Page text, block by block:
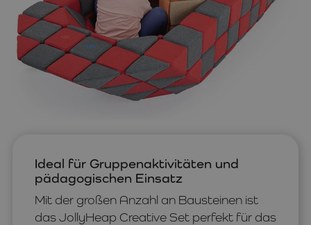
Ideal für Gruppenaktivitäten und
pädagogischen Einsatz
Mit der großen Anzahl an Bausteinen ist
das JollyHeap Creative Set perfekt für das